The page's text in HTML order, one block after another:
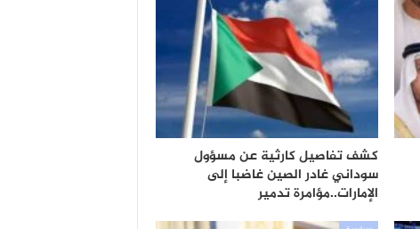
كشف تفاصيل كارثية عن مسؤول
سوداني غادر الصين غاضبا إلى
الإمارات..مؤامرة تدمير